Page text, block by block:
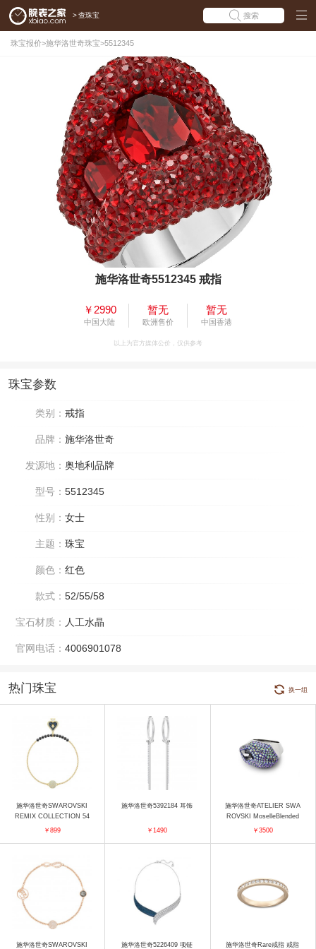
> 查珠宝 搜索
珠宝报价>施华洛世奇珠宝>5512345
施华洛世奇5512345 戒指
￥2990
中国大陆
暂无
欧洲售价
暂无
中国香港
以上为官方媒体公价，仅供参考
珠宝参数
类别： 戒指
品牌： 施华洛世奇
发源地： 奥地利品牌
型号： 5512345
性别： 女士
主题： 珠宝
颜色： 红色
款式： 52/55/58
宝石材质： 人工水晶
官网电话： 4006901078
热门珠宝 换一组
施华洛世奇SWAROVSKI
REMIX COLLECTION 54
86590 手镯
￥899
施华洛世奇5392184 耳饰
￥1490
施华洛世奇ATELIER SWA
ROVSKI MoselleBlended
戒指 戒指
￥3500
施华洛世奇SWAROVSKI 施华洛世奇5226409 项链 施华洛世奇Rare戒指 戒指